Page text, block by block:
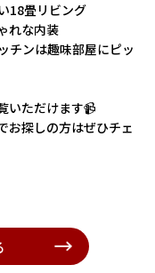
18畳リビング
れな内装
チンは趣味部屋にピッ
いただけます📹
お探しの方はぜひチェ